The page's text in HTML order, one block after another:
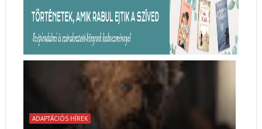
ADAPTÁCIÓS HÍREK